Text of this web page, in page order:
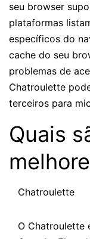
seu browser
plataformas
específicos do
cache do seu
problemas de
Chatroulette
terceiros para
Quais
Chatroulette
O Chatroulette